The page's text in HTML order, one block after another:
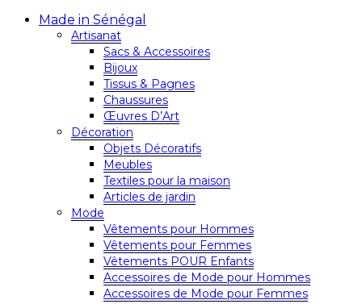
Made in Sénégal
Artisanat
Sacs & Accessoires
Bijoux
Tissus & Pagnes
Chaussures
Œuvres D’Art
Décoration
Objets Décoratifs
Meubles
Textiles pour la maison
Articles de jardin
Mode
Vêtements pour Hommes
Vêtements pour Femmes
Vêtements POUR Enfants
Accessoires de Mode pour Hommes
Accessoires de Mode pour Femmes